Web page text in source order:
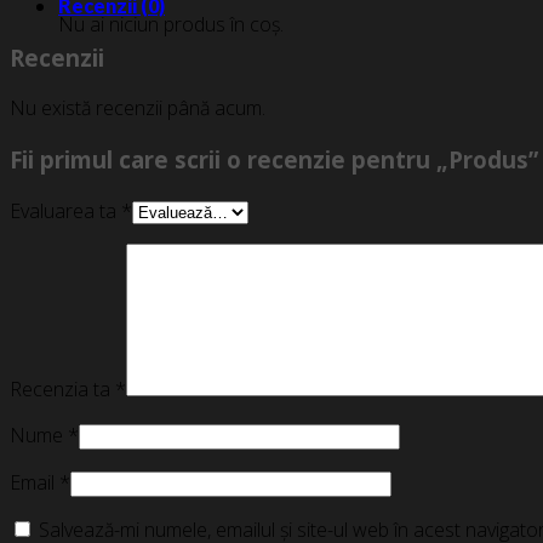
Nu ai niciun produs în coș.
Recenzii (0)
Recenzii
Nu există recenzii până acum.
Fii primul care scrii o recenzie pentru „Produs”
Evaluarea ta *
Recenzia ta *
Nume *
Email *
Salvează-mi numele, emailul și site-ul web în acest